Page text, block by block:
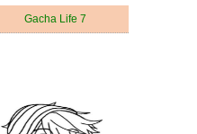
Gacha Life 7